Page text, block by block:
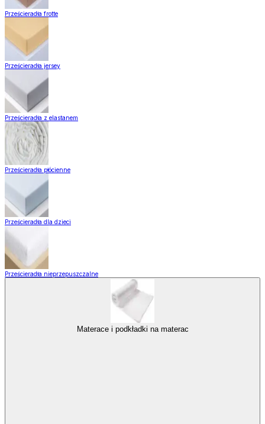
Prześcieradła frotte
Prześcieradła jersey
Prześcieradła z elastanem
Prześcieradła płócienne
Prześcieradła dla dzieci
Prześcieradła nieprzepuszczalne
Materace i podkładki na materac